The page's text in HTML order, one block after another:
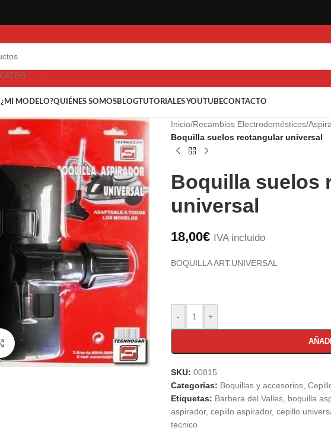
¿MI MODELO?QUIÉNES SOMOSBLOGTUTORIALES YOUTUBECONTACTO
Haga clic para ampliar
Inicio/Recambios Electrodomésticos/
Boquilla suelos rectangular universal
Boquilla suelos
universal
18,00€ IVA incluido
BOQUILLA ART.UNIVERSAL
- +
SKU: 00815
Categorías: Boquillas y accesorios,
Etiquetas: Barbera del Valles, boquilla
aspirador, cepillo aspirador, cepillo
tecnico